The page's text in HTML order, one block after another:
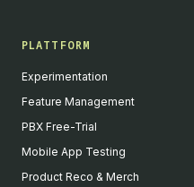
PLATTFORM
Experimentation
Feature Management
PBX Free-Trial
Mobile App Testing
Product Reco & Merch